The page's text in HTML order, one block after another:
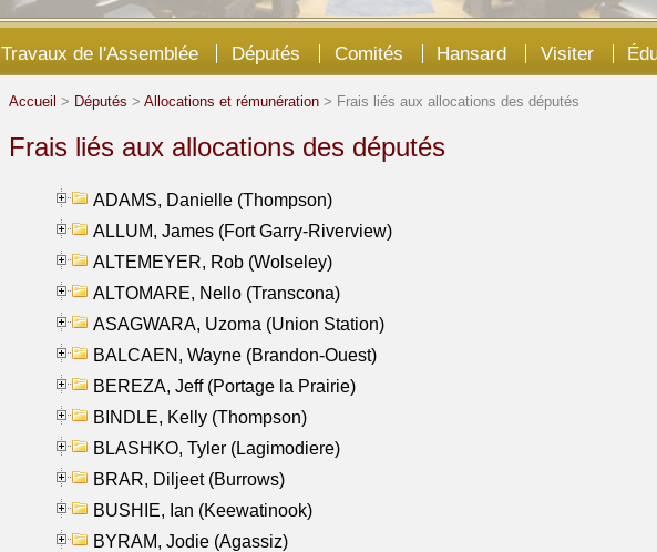
Travaux de l'Assemblée Députés Comités Hansard Visiter
Accueil > Députés > Allocations et rémunération > Frais liés aux allocations des députés
Frais liés aux allocations des députés
ADAMS, Danielle (Thompson)
ALLUM, James (Fort Garry-Riverview)
ALTEMEYER, Rob (Wolseley)
ALTOMARE, Nello (Transcona)
ASAGWARA, Uzoma (Union Station)
BALCAEN, Wayne (Brandon-Ouest)
BEREZA, Jeff (Portage la Prairie)
BINDLE, Kelly (Thompson)
BLASHKO, Tyler (Lagimodiere)
BRAR, Diljeet (Burrows)
BUSHIE, Ian (Keewatinook)
BYRAM, Jodie (Agassiz)